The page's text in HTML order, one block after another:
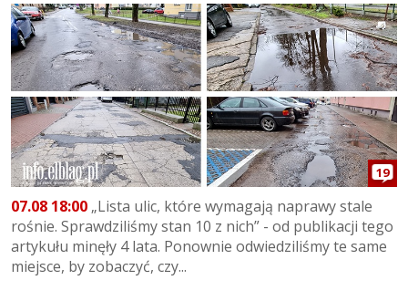
19
07.08 18:00 „Lista ulic, które wymagają naprawy stale
rośnie. Sprawdziliśmy stan 10 z nich” - od publikacji tego
artykułu minęły 4 lata. Ponownie odwiedziliśmy te same
miejsce, by zobaczyć, czy...